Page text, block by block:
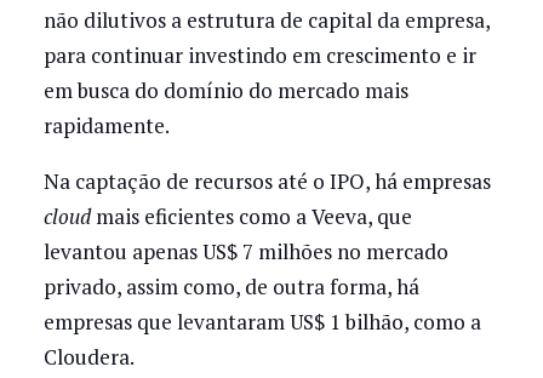
não dilutivos a estrutura de capital da empresa,
para continuar investindo em crescimento e ir
em busca do domínio do mercado mais
rapidamente.
Na captação de recursos até o IPO, há empresas
cloudmais eficientes como a Veeva, que
levantou apenas US$ 7 milhões no mercado
privado, assim como, de outra forma, há
empresas que levantaram US$ 1 bilhão, como a
Cloudera.